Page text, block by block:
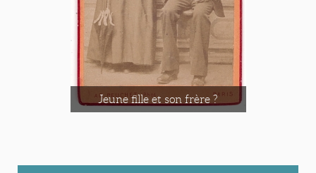
Jeune fille et son frère ?